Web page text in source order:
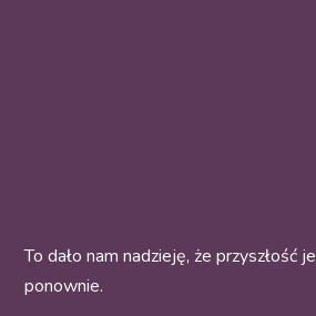
To dało nam nadzieję, że przyszłość
ponownie.